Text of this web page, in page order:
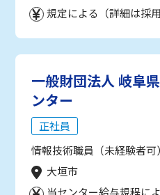
規定による（詳細は採
一般財団法人 岐阜
ンター
正社員
情報技術職員（未経験者可）
大垣市